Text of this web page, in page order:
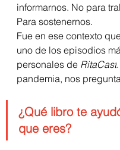
informarnos. No para
Para sostenernos.
Fue en ese contexto
uno de los episodios
personales de RitaCast
pandemia, nos
¿Qué libro te
que eres?